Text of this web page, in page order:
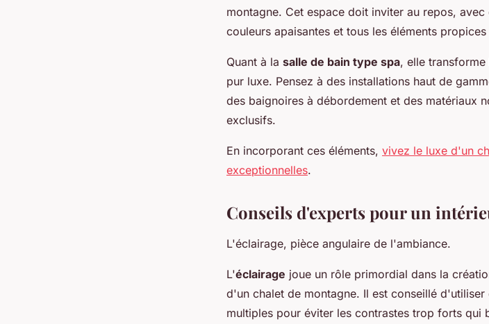
montagne. Cet espace doit inviter au repos,
couleurs apaisantes et tous les éléments
Quant à la salle de bain type spa, elle
pur luxe. Pensez à des installations haut de
des baignoires à débordement et des matériaux
exclusifs.
En incorporant ces éléments, vivez le luxe d'un
exceptionnelles.
Conseils d'experts pour un
L'éclairage, pièce angulaire de l'ambiance.
L'éclairage joue un rôle primordial dans la
d'un chalet de montagne. Il est conseillé
multiples pour éviter les contrastes trop forts qui